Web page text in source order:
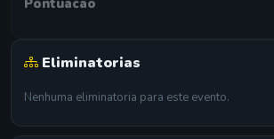
Pontuacao
Eliminatorias
Nenhuma eliminatoria para este evento.